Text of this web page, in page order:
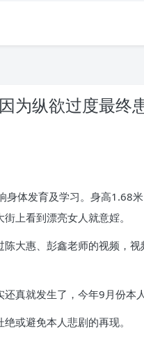
为纵欲过度最终
体发育及学习。身高1.68
上看到漂亮女人就意婬。
大惠、彭鑫老师的视频，
真就发生了，今年9月份
或避免本人悲剧的再现。